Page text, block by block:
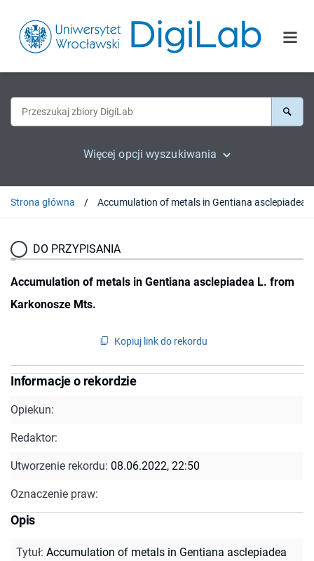
Więcej opcji wyszukiwania
Strona główna
DO PRZYPISANIA
Accumulation of metals in Gentiana asclepiadea L. from
Karkonosze Mts.
Kopiuj link do rekordu
Informacje o rekordzie
Opiekun:
Redaktor:
Utworzenie rekordu: 08.06.2022, 22:50
Oznaczenie praw:
Opis
Tytuł: Accumulation of metals in Gentiana asclepiadea